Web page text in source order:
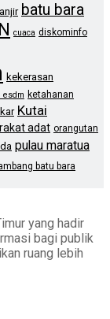
batu bara
cuaca diskominfo
kekerasan
esdm ketahanan
Kutai
adat orangutan
pulau maratua
batu bara
yang hadir
bagi publik
ruang lebih